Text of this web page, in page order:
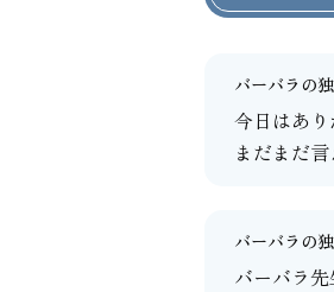
バーバラの
今日はあり
まだまだ
バーバラの
バーバラ先